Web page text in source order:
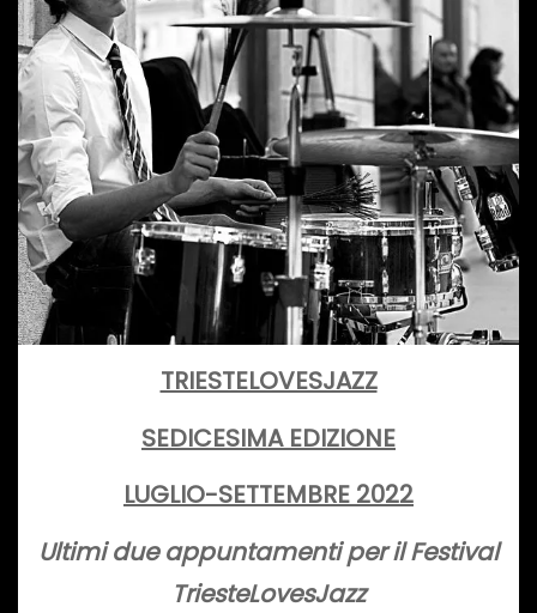
TRIESTELOVESJAZZ
SEDICESIMA EDIZIONE
LUGLIO-SETTEMBRE 2022
Ultimi due appuntamenti per il Festival
TriesteLovesJazz